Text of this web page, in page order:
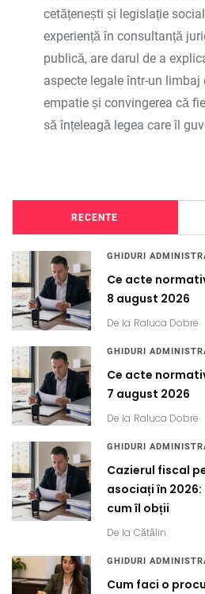
cetățenești și legislație
experiență în consultanță
publică, are darul de a
aspecte legale într-un
empatie și convingerea că
să înțeleagă legea care îl
RECENTE
GHIDURI
Ce acte
8 august 2026
De la Raluca Dobre
GHIDURI
Ce acte
7 august 2026
De la Raluca Dobre
GHIDURI
Cazierul fiscal
asociați în 2026:
cum îl obții
De la Cătălin
GHIDURI
Cum faci o